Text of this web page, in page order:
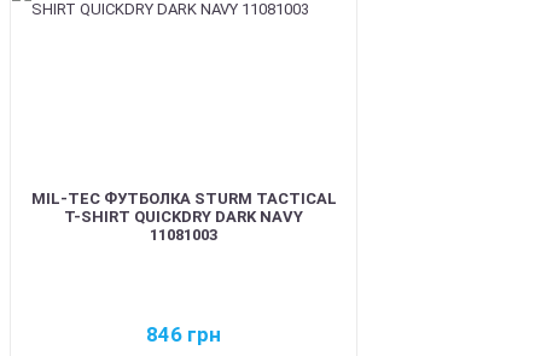
MIL-TEC ФУТБОЛКА STURM TACTICAL
T-SHIRT QUICKDRY DARK NAVY
11081003
846 грн